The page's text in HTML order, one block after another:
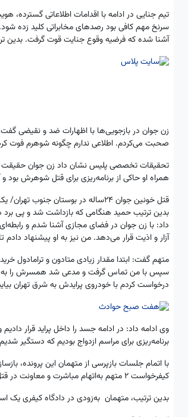
تیم جنایی در ادامه با اقدامات اطلاعاتی
سرنخ مهم کافی بود رصد‌های مخابراتی کلید زده
آشنا شده که فرضیه وقوع جنایت قوت گرفت. بدین
زن جوان در بازجویی‌ها با اظهارات ضد و نقیضی
صحبت می‌کردم. اطلاعی ندارم چگونه شوهرم فوت
تحقیقات تخصصی پلیس نشان داد زن جوان حقیقت
همراه او حاکی از برنامه‌ریزی برای قتل شوهرش بود و
قتل خونین جوان 24ساله در بوستان جنوب تهران/ یک ضربه کافی بود
بدین ترتیب حمید هنگامی که بازداشت شد و پی برد
داد: با زن جوان در فضای مجازی آشنا شدم و
آزار و اذیت قرار می‌دهد. من نیز به او پیشنهاد
متهم گفت: ابتدا مقدار زیادی متادون و ترامادول
سپس با من تماس گرفت و مدعی شد همسرش را به
درخواست کردم با خودروی پرایدش به شرق تهران
وی ادامه داد: در ادامه جسد را داخل پراید قرار
برنامه‌ریزی برای مراسم ازدواج بودیم که دستگیر
با اتمام جلسات بازپرسی از متهمان این پرونده،
کیفرخواست 2 متهم به‌اتهام مباشرت و معاونت در قتل عمدی از سوی دادسرای ناحیه27 (جرائم جنایی، ویژه قتل) صادر شد.
بدین ترتیب، متهمان به‌زودی در دادگاه کیفری یک